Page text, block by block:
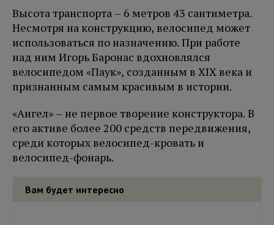
Высота транспорта – 6 метров 43 сантиметра.
Несмотря на конструкцию, велосипед может
использоваться по назначению. При работе
над ним Игорь Баронас вдохновлялся
велосипедом «Паук», созданным в XIX века и
признанным самым красивым в истории.
«Ангел» – не первое творение конструктора. В
его активе более 200 средств передвижения,
среди которых велосипед-кровать и
велосипед-фонарь.
Вам будет интересно